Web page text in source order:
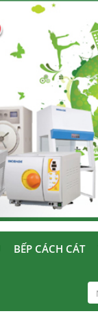
BẾP CÁCH CÁT